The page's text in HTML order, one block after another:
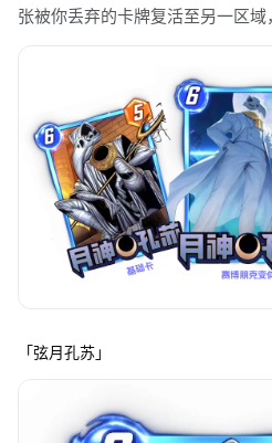
张被你丢弃的卡牌复活至另一区域
「弦月孔苏」